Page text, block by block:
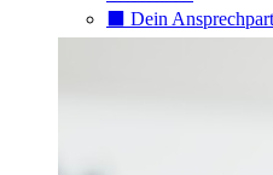
⬛️ Dein